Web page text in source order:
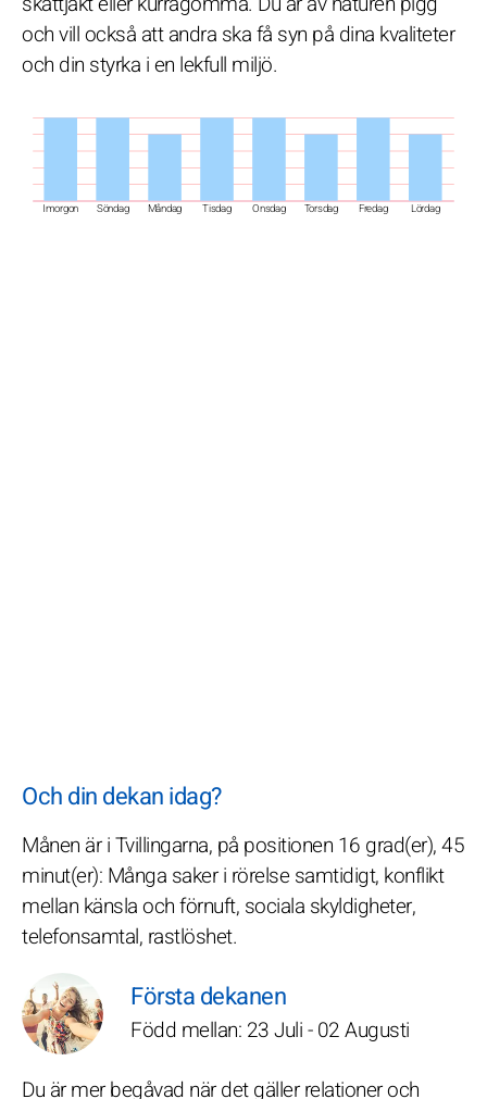
Imorgon Söndag Måndag Tisdag Onsdag Torsdag Fredag Lördag
och vill också att andra ska få syn på dina kvaliteter
och din styrka i en lekfull miljö.
Och din dekan idag?
Månen är i Tvillingarna, på positionen 16 grad(er), 45
minut(er): Många saker i rörelse samtidigt, konflikt
mellan känsla och förnuft, sociala skyldigheter,
telefonsamtal, rastlöshet.
Första dekanen
Född mellan: 23 Juli - 02 Augusti
Du är mer begåvad när det gäller relationer och